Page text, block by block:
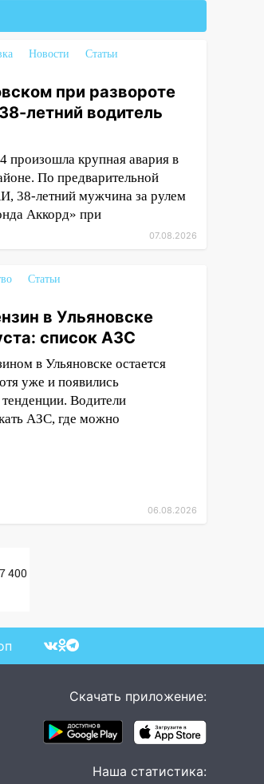
Новости
Статьи
при развороте
летний водитель
произошла крупная авария в
По предварительной
38-летний мужчина за рулем
Аккорд» при
07.08.2026
Статьи
в Ульяновске
список АЗС
в Ульяновске остается
уже и появились
Водители
АЗС, где можно
06.08.2026
400
Скачать приложение:
Наша статистика: